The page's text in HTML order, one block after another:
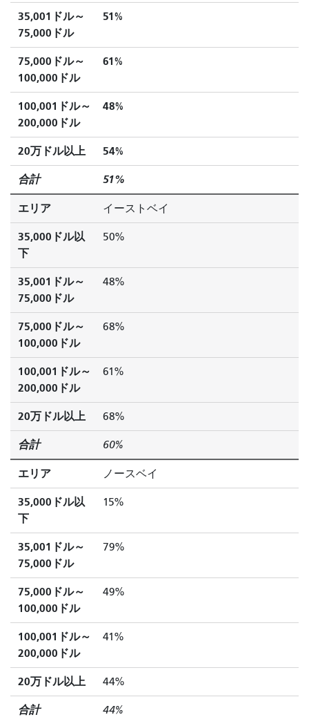
35,001ドル～
75,000ドル
51%
75,000ドル～
100,000ドル
61%
100,001ドル～
200,000ドル
48%
20万ドル以上 54%
合計 51%
エリア イーストベイ
35,000ドル以
下
50%
35,001ドル～
75,000ドル
48%
75,000ドル～
100,000ドル
68%
100,001ドル～
200,000ドル
61%
20万ドル以上 68%
合計 60%
エリア ノースベイ
35,000ドル以
下
15%
35,001ドル～
75,000ドル
79%
75,000ドル～
100,000ドル
49%
100,001ドル～
200,000ドル
41%
20万ドル以上 44%
合計 44%